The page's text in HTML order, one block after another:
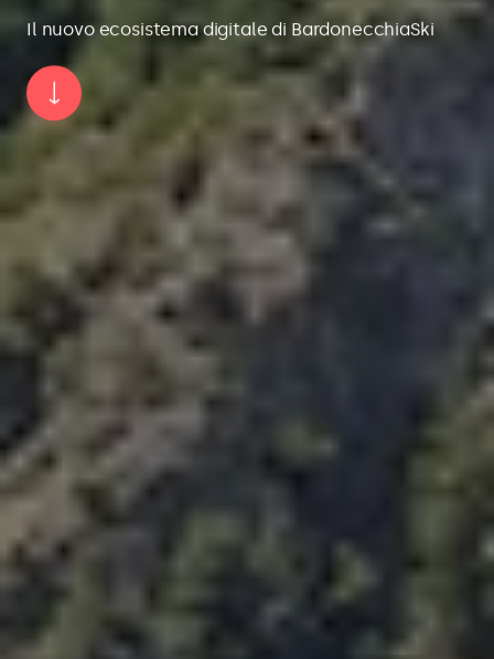
Il nuovo ecosistema digitale di BardonecchiaSki